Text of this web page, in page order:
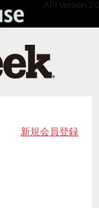
API Version 2.0
新規会員登録